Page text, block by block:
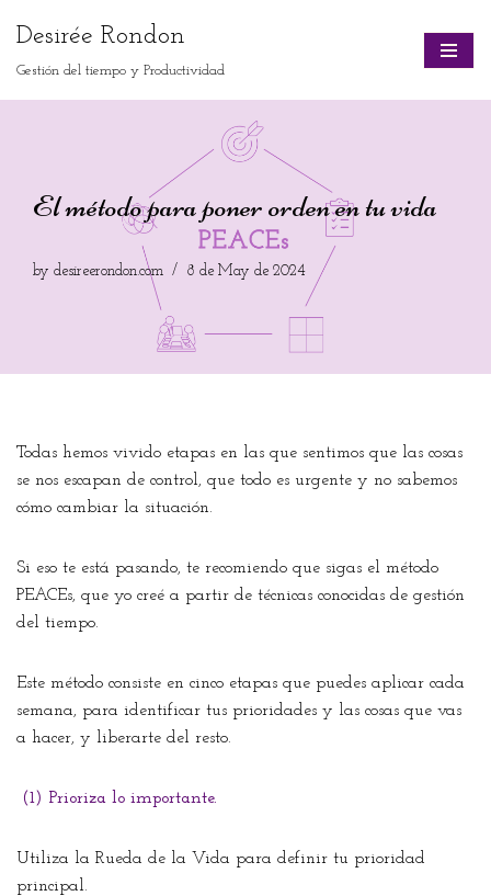
Desirée Rondon
Gestión del tiempo y Productividad
El método para poner orden en tu vida
by desireerondon.com 8 de May de 2024
Todas hemos vivido etapas en las que sentimos que las cosas
se nos escapan de control, que todo es urgente y no sabemos
cómo cambiar la situación.
Si eso te está pasando, te recomiendo que sigas el método
PEACEs, que yo creé a partir de técnicas conocidas de gestión
del tiempo.
Este método consiste en cinco etapas que puedes aplicar cada
semana, para identificar tus prioridades y las cosas que vas
a hacer, y liberarte del resto.
(1) Prioriza lo importante.
Utiliza la Rueda de la Vida para definir tu prioridad
principal.